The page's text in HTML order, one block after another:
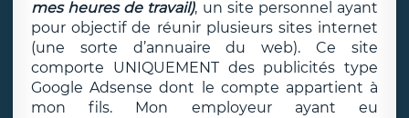
mes heures de travail), un site personnel ayant
pour objectif de réunir plusieurs sites internet
(une sorte d’annuaire du web). Ce site
comporte UNIQUEMENT des publicités type
Google Adsense dont le compte appartient à
mon fils. Mon employeur ayant eu